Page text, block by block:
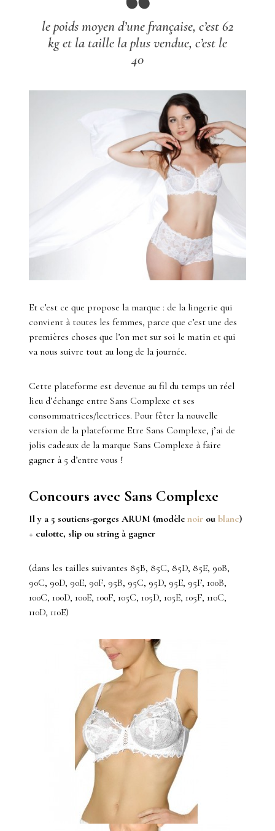
le poids moyen d’une française, c’est 62
kg et la taille la plus vendue, c’est le
40
Et c’est ce que propose la marque : de la lingerie qui
convient à toutes les femmes, parce que c’est une des
premières choses que l’on met sur soi le matin et qui
va nous suivre tout au long de la journée.
Cette plateforme est devenue au fil du temps un réel
lieu d’échange entre Sans Complexe et ses
consommatrices/lectrices. Pour fêter la nouvelle
version de la plateforme Etre Sans Complexe, j’ai de
jolis cadeaux de la marque Sans Complexe à faire
gagner à 5 d’entre vous !
Concours avec Sans Complexe
Il y a 5 soutiens-gorges ARUM (modèlenoir oublanc)
+ culotte, slip ou string à gagner
(dans les tailles suivantes 85B, 85C, 85D, 85E, 90B,
90C, 90D, 90E, 90F, 95B, 95C, 95D, 95E, 95F, 100B,
100C, 100D, 100E, 100F, 105C, 105D, 105E, 105F, 110C,
110D, 110E)